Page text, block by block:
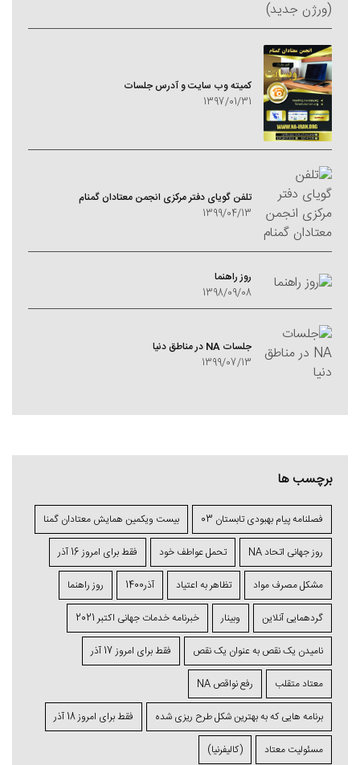
کمیته وب سایت و آدرس جلسات
1397/01/31
تلفن گویای دفتر مرکزی انجمن معتادان گمنام
1399/04/13
روز راهنما
1398/09/08
جلسات NA در مناطق دنیا
1399/07/13
برچسب ها
فصلنامه پیام بهبودی تابستان 03 بیست ویکمین همایش معتادان گمنا
روز جهانی اتحاد NA تحمل عواطف خود فقط برای امروز 16 آذر
مشکل مصرف مواد تظاهر به اعتیاد آذر1400 روز راهنما
گردهمایی آنلاین وبینار خبرنامه خدمات جهانی اکتبر 2021
نامیدن یک نقص به عنوان یک نقص فقط برای امروز 17 آذر
معتاد متقلب رفع نواقص NA
برنامه ⁯هایی که به بهترین شکل طرح ⁯ریزی ⁯شده فقط برای امروز 18 آذر
مسئولیت معتاد (کالیفرنیا)